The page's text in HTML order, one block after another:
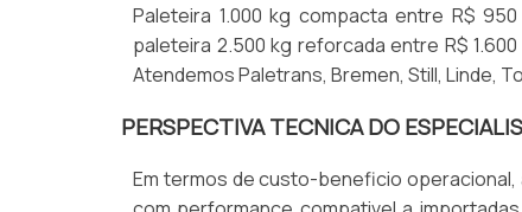
Paleteira 1.000 kg compacta entre R$
paleteira 2.500 kg reforcada entre R$
Atendemos Paletrans, Bremen, Still, Linde,
PERSPECTIVA TECNICA DO
Em termos de custo-beneficio